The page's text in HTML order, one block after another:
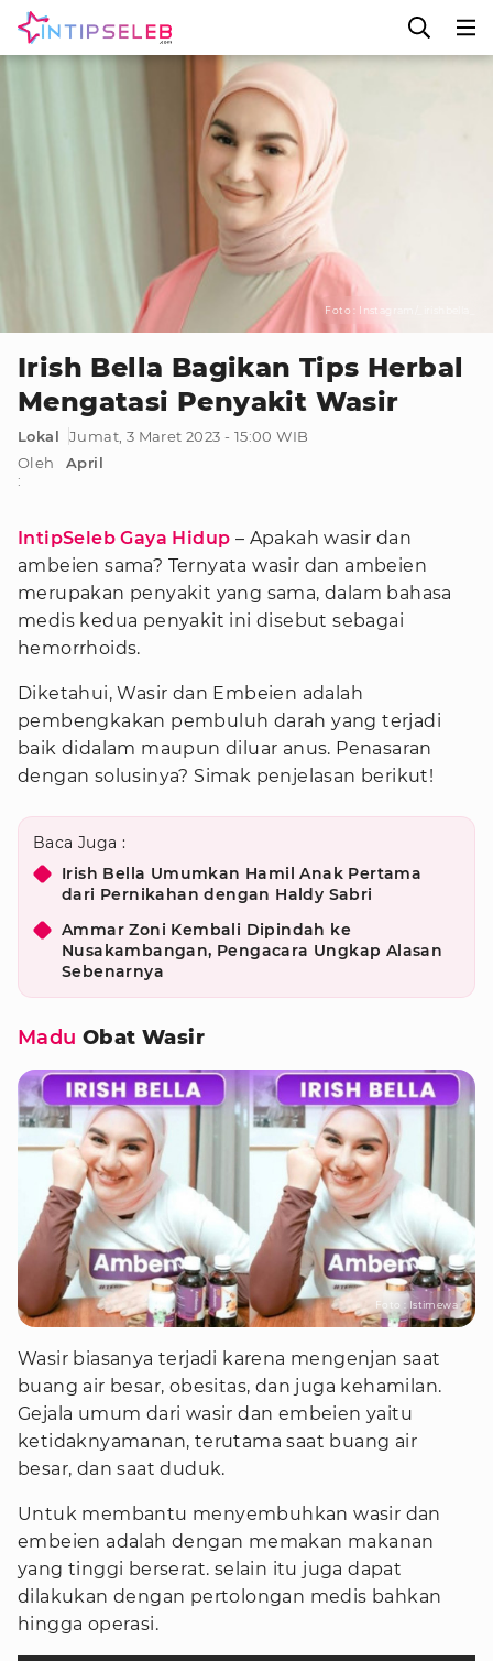
Foto : Instagram/_irishbella_
Irish Bella Bagikan Tips Herbal
Mengatasi Penyakit Wasir
Lokal
Jumat, 3 Maret 2023 - 15:00 WIB
Oleh
:
April
IntipSeleb Gaya Hidup – Apakah wasir dan
ambeien sama? Ternyata wasir dan ambeien
merupakan penyakit yang sama, dalam bahasa
medis kedua penyakit ini disebut sebagai
hemorrhoids.
Diketahui, Wasir dan Embeien adalah
pembengkakan pembuluh darah yang terjadi
baik didalam maupun diluar anus. Penasaran
dengan solusinya? Simak penjelasan berikut!
Baca Juga :
Irish Bella Umumkan Hamil Anak Pertama
dari Pernikahan dengan Haldy Sabri
Ammar Zoni Kembali Dipindah ke
Nusakambangan, Pengacara Ungkap Alasan
Sebenarnya
Madu Obat Wasir
Foto : Istimewa
Wasir biasanya terjadi karena mengenjan saat
buang air besar, obesitas, dan juga kehamilan.
Gejala umum dari wasir dan embeien yaitu
ketidaknyamanan, terutama saat buang air
besar, dan saat duduk.
Untuk membantu menyembuhkan wasir dan
embeien adalah dengan memakan makanan
yang tinggi berserat. selain itu juga dapat
dilakukan dengan pertolongan medis bahkan
hingga operasi.